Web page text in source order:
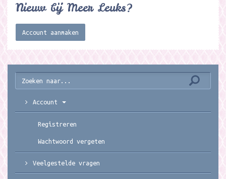
Nieuw bij Meer Leuks?
Account aanmaken
Account
Registreren
Wachtwoord vergeten
Veelgestelde vragen